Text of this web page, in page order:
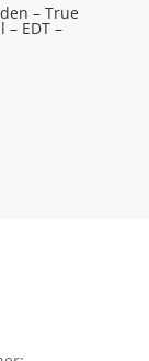
– True
– EDT –